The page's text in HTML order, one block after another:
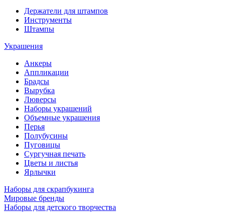
Держатели для штампов
Инструменты
Штампы
Украшения
Анкеры
Аппликации
Брадсы
Вырубка
Люверсы
Наборы украшений
Объемные украшения
Перья
Полубусины
Пуговицы
Сургучная печать
Цветы и листья
Ярлычки
Наборы для скрапбукинга
Мировые бренды
Наборы для детского творчества